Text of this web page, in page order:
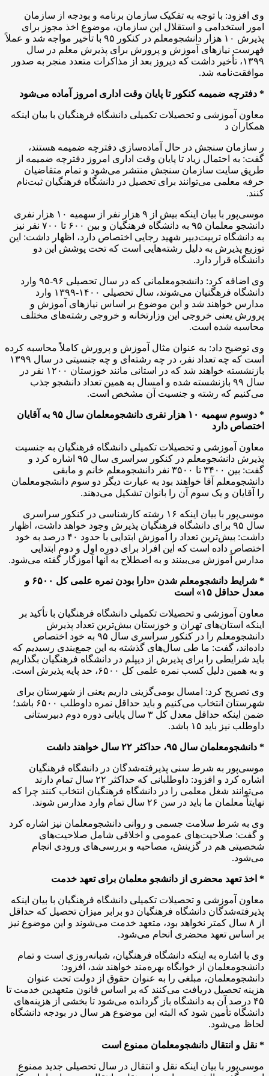
وی افزود: با توجه به تفکیک سازمان برنامه و بودجه از سازمان
امور استخدامی و استقلال این سازمان، موضوع اخذ مجوز برای
پذیرش ۱۰ هزار دانشجومعلم در کنکور ۹۵ با تأخیر مواجه شد و عملاً
فهرست نیازهای آموزش و پرورش برای پذیرش معلم در سال
۱۳۹۹، تأخیر داشت که دیروز بعد از مذاکرات متعدد منجر به صدور
موافقت‌نامه شد.
* دفترچه ضمیمه کنکور تا پایان وقت اداری امروز آماده می‌شود
معاون آموزشی و تحصیلات تکمیلی دانشگاه فرهنگیان با بیان اینکه
همکاران د
ر سازمان سنجش در حال آماده‌سازی دفترچه ضمیمه هستند،
گفت: به احتمال زیاد تا پایان وقت اداری امروز دفترچه ضمیمه از
طریق سایت سازمان سنجش منتشر می‌شود و تمام متقاضیان
حرفه معلمی می‌توانند برای تحصیل در دانشگاه فرهنگیان ثبت‌نام
کنند.
موسی‌پور با بیان اینکه بیش از ۹ هزار نفر از سهمیه ۱۰ هزار نفری
دانشجو معلمان ۹۵ به دانشگاه فرهنگیان و بین ۶۰۰ تا ۷۰۰ نفر نیز
به دانشگاه تربیت‌دبیر شهید رجایی اختصاص دارد،‌ اظهار داشت:‌ این
توزیع پذیرش به دلیل رشته‌هایی است که تحت پوشش این دو
دانشگاه قرار دارد.
وی اضافه کرد:‌ دانشجومعلمانی که در سال تحصیلی ۹۶-۹۵ وارد
دانشگاه فرهگنیان می‌شوند،‌ سال تحصیلی ۱۴۰۰-۱۳۹۹ وارد
مدارس خواهند شد و این موضوع بر اساس نیازهای آموزش و
پرورش یعنی خروجی این وزارتخانه و خروجی رشته‌های مختلف
محاسبه شده است.
وی توضیح داد: به عنوان مثال آموزش و پرورش کاملاً محاسبه کرده
است که چه تعداد نفر، در چه رشته‌ای و چه جنسیتی در سال ۱۳۹۹
بازنشسته خواهند شد که در استانی مانند خوزستان ۱۲۰۰ نفر در
سال ۹۹ بازنشسته شده و امسال به همین تعداد دانشجو جذب
می‌کنیم که رشته و جنسیت آن مشخص است.
* دوسوم سهمیه ۱۰ هزار نفری دانشجومعلمان سال ۹۵ به آقایان
اختصاص دارد
معاون آموزشی و تحصیلات تکمیلی دانشگاه فرهنگیان به جنسیت
پذیرش دانشجومعلم در کنکور سراسری سال ۹۵ اشاره کرد و
گفت:‌ بین ۳۴۰۰ تا ۳۵۰۰ نفر دانشجومعلم خانم و مابقی
دانشجومعلم آقا خواهند بود به عبارت دیگر دو سوم دانشجومعلمان
را آقایان و یک سوم آن را بانوان تشکیل می‌دهند.
موسی‌پور با بیان اینکه ۱۶ رشته کارشناسی در کنکور سراسری
سال ۹۵ برای دانشگاه فرهنگیان پذیرش وجود خواهد داشت، اظهار
داشت: بیش‌ترین تعداد را آموزش ابتدایی با حدود ۴۰ درصد به خود
اختصاص داده است که این افراد برای دوره اول و دوم ابتدایی
مدارس آموزش می‌بینند و به اصطلاح به آنها آموزگار گفته می‌شود.
* شرایط دانشجومعلم شدن «دارا بودن نمره علمی کل ۶۵۰۰ و
معدل حداقل ۱۵» است
معاون آموزشی و تحصیلات تکمیلی دانشگاه فرهنگیان با تأکید بر
اینکه استان‌های تهران و خوزستان بیش‌ترین تعداد پذیرش
دانشجومعلم را در کنکور سراسری سال ۹۵ به خود اختصاص
داده‌اند‌،‌ گفت: ما طی سال‌های گذشته به این جمع‌بندی رسیدیم که
باید شرایطی را برای پذیرش از دیپلم در دانشگاه فرهنگیان بگذاریم
و به همین دلیل کسب نمره علمی کل ۶۵۰۰، حد پایه پذیرش است.
وی تصریح کرد:‌ امسال بومی‌گزینی داریم یعنی از شهرستان برای
شهرستان انتخاب می‌کنیم و باید حداقل نمره داوطلب ۶۵۰۰ باشد؛
ضمن اینکه حداقل معدل کل ۳ سال پایانی دوره دوم دبیرستانی
داوطلب نیز باید ۱۵ باشد.
* دانشجومعلمان سال ۹۵، حداکثر ۲۲ سال خواهند داشت
موسی‌پور به شرط سنی پذیرفته‌شدگان در دانشگاه فرهنگیان
اشاره کرد و افزود: داوطلبانی که حداکثر ۲۲ سال تمام دارند
می‌توانند شغل معلمی را در دانشگاه فرهنگیان انتخاب کنند چرا که
نهایتاً معلمان ما باید در سن ۲۶ سال تمام وارد مدارس شوند.
وی به شرط سلامت جسمی و روانی دانشجومعلمان نیز اشاره کرد
و گفت:‌ صلاحیت‌های عمومی و اخلاقی شامل صلاحیت‌های
شخصیتی هم در گزینش، مصاحبه و بررسی‌های ورودی انجام
می‌شود.
* اخذ تعهد محضری از دانشجو معلمان برای تعهد خدمت
معاون آموزشی و تحصیلات تکمیلی دانشگاه فرهنگیان با بیان اینکه
پذیرفته‌شدگان دانشگاه فرهنگیان دو برابر میزان تحصیل که حداقل
از ۸ سال کمتر نخواهد بود، متعهد خدمت می‌شوند و این موضوع نیز
بر اساس تعهد محضری انحام می‌شود.
وی با اشاره به اینکه دانشگاه فرهنگیان، شبانه‌روزی است و تمام
دانشجومعلمان از خوابگاه بهره‌مند خواهند شد،‌ افزود:
دانشجومعلمان، مبلغی را به عنوان حقوق از دولت تحت عنوان
هزینه تحصیل دریافت می‌کنند که بر اساس قانون متعهدین خدمت تا
۴۵ درصد آن به دانشگاه باز گردانده می‌شود تا بخشی از هزینه‌های
دانشگاه تأمین شود که البته این موضوع هر سال در بودجه دانشگاه
لحاظ می‌شود.
* نقل و انتقال دانشجومعلمان ممنوع است
موسی‌پور با بیان اینکه نقل و انتقال در سال تحصیلی جدید ممنوع